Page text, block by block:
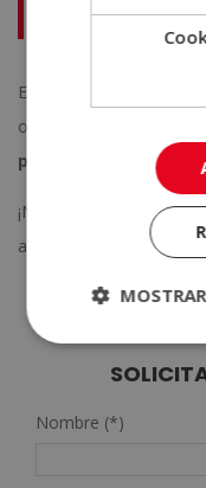
El máster en
obtener una visión
programas de
¡No esperes más!
a tu talento. ¡Te
Nombre (*)